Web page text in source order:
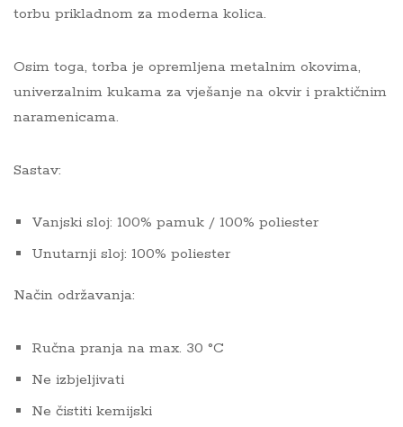
torbu prikladnom za moderna kolica.
Osim toga, torba je opremljena metalnim okovima,
univerzalnim kukama za vješanje na okvir i praktičnim
naramenicama.
Sastav:
Vanjski sloj: 100% pamuk / 100% poliester
Unutarnji sloj: 100% poliester
Način održavanja:
Ručna pranja na max. 30 °C
Ne izbjeljivati
Ne čistiti kemijski